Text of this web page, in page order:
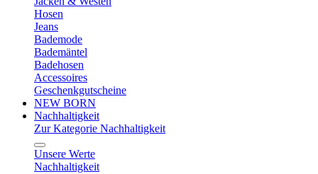
Hosen
Jeans
Bademode
Bademäntel
Badehosen
Accessoires
Geschenkgutscheine
NEW BORN
Nachhaltigkeit
Zur Kategorie Nachhaltigkeit
Unsere Werte
Nachhaltigkeit